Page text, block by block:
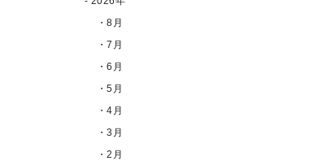
・8月
・7月
・6月
・5月
・4月
・3月
・2月